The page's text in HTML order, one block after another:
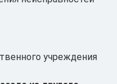
учреждения